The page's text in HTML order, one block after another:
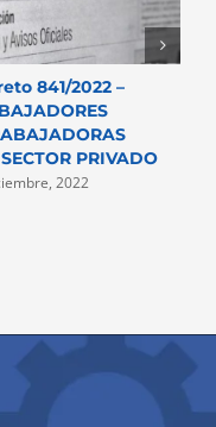
841/2022 –
PRIVADO
2022